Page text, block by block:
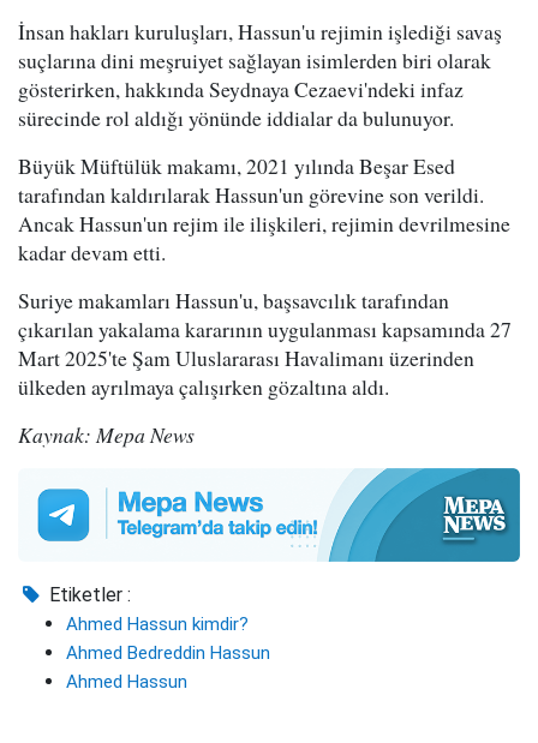
İnsan hakları kuruluşları, Hassun'u rejimin işlediği savaş
suçlarına dini meşruiyet sağlayan isimlerden biri olarak
gösterirken, hakkında Seydnaya Cezaevi'ndeki infaz
sürecinde rol aldığı yönünde iddialar da bulunuyor.
Büyük Müftülük makamı, 2021 yılında Beşar Esed
tarafından kaldırılarak Hassun'un görevine son verildi.
Ancak Hassun'un rejim ile ilişkileri, rejimin devrilmesine
kadar devam etti.
Suriye makamları Hassun'u, başsavcılık tarafından
çıkarılan yakalama kararının uygulanması kapsamında 27
Mart 2025'te Şam Uluslararası Havalimanı üzerinden
ülkeden ayrılmaya çalışırken gözaltına aldı.
Kaynak: Mepa News
Etiketler :
Ahmed Hassun kimdir?
Ahmed Bedreddin Hassun
Ahmed Hassun